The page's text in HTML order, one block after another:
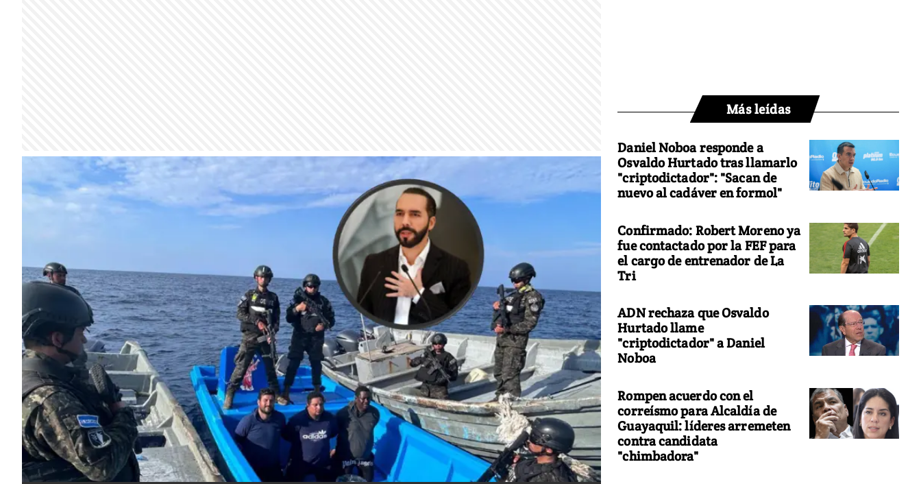
Más leídas
Daniel Noboa responde a
Osvaldo Hurtado tras llamarlo
"criptodictador": "Sacan de
nuevo al cadáver en formol"
Confirmado: Robert Moreno ya
fue contactado por la FEF para
el cargo de entrenador de La
Tri
ADN rechaza que Osvaldo
Hurtado llame
"criptodictador" a Daniel
Noboa
Rompen acuerdo con el
correísmo para Alcaldía de
Guayaquil: líderes arremeten
contra candidata
"chimbadora"